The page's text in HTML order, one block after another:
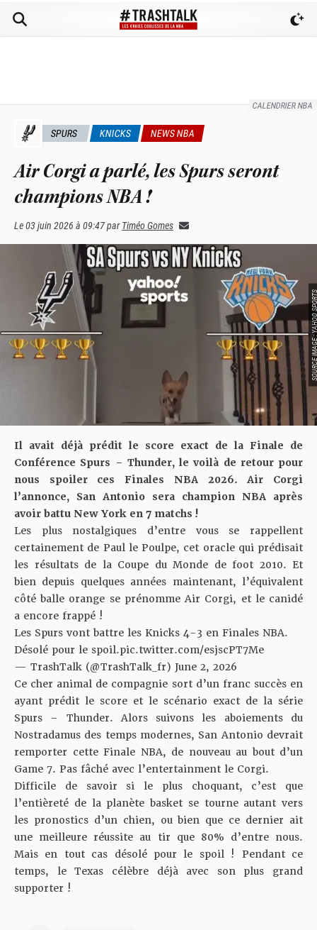
CALENDRIER NBA
SPURS KNICKS NEWS NBA
Air Corgi a parlé, les Spurs seront
champions NBA !
Le03 juin 2026 à 09:47par Timéo Gomes
SOURCE
Il avait déjà prédit le score exact de la Finale de
Conférence Spurs – Thunder, le voilà de retour pour
nous spoiler ces Finales NBA 2026. Air Corgi
l’annonce, San Antonio sera champion NBA après
avoir battu New York en 7 matchs !
Les plus nostalgiques d’entre vous se rappellent
certainement de Paul le Poulpe, cet oracle qui prédisait
les résultats de la Coupe du Monde de foot 2010. Et
bien depuis quelques années maintenant, l’équivalent
côté balle orange se prénommeAir Corgi, et le canidé
a encore frappé !
Les Spurs vont battre les Knicks 4-3 en Finales NBA.
Désolé pour le spoil.pic.twitter.com/esjscPT7Me
— TrashTalk (@TrashTalk_fr) June 2, 2026
Ce cher animal de compagnie sort d’un franc succès en
ayant prédit le score et le scénario exact de la série
Spurs – Thunder. Alors suivons les aboiements du
Nostradamus des temps modernes, San Antonio devrait
remporter cette Finale NBA, de nouveau au bout d’un
Game 7. Pas fâché avec l’entertainment le Corgi.
Difficile de savoir si le plus choquant, c’est que
l’entièreté de la planète basket se tourne autant vers
les pronostics d’un chien, ou bien que ce dernier ait
une meilleure réussite au tir que 80% d’entre nous.
Mais en tout cas désolé pour le spoil ! Pendant ce
temps, le Texas célèbre déjà avec son plus grand
supporter !